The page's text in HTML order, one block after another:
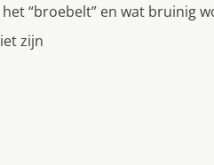
“broebelt” en wat bruinig
zijn